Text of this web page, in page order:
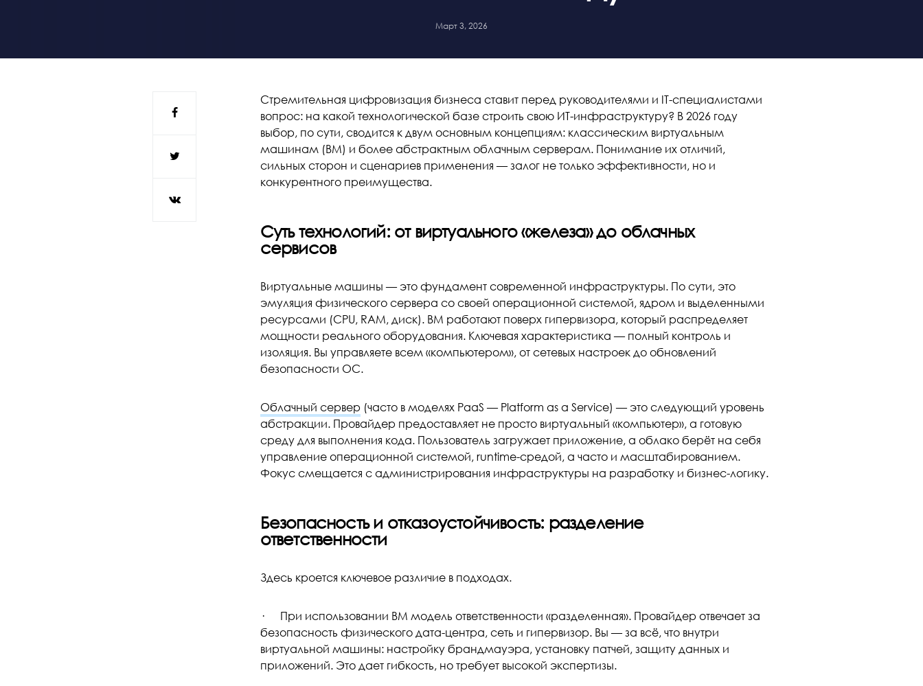
Март 3, 2026
Стремительная цифровизация бизнеса ставит перед руководителями и IT-специалистами
вопрос: на какой технологической базе строить свою ИТ-инфраструктуру? В 2026 году
выбор, по сути, сводится к двум основным концепциям: классическим виртуальным
машинам (ВМ) и более абстрактным облачным серверам. Понимание их отличий,
сильных сторон и сценариев применения — залог не только эффективности, но и
конкурентного преимущества.
Суть технологий: от виртуального «железа» до облачных
сервисов
Виртуальные машины — это фундамент современной инфраструктуры. По сути, это
эмуляция физического сервера со своей операционной системой, ядром и выделенными
ресурсами (CPU, RAM, диск). ВМ работают поверх гипервизора, который распределяет
мощности реального оборудования. Ключевая характеристика — полный контроль и
изоляция. Вы управляете всем «компьютером», от сетевых настроек до обновлений
безопасности ОС.
Облачный сервер (часто в моделях PaaS — Platform as a Service) — это следующий уровень
абстракции. Провайдер предоставляет не просто виртуальный «компьютер», а готовую
среду для выполнения кода. Пользователь загружает приложение, а облако берёт на себя
управление операционной системой, runtime-средой, а часто и масштабированием.
Фокус смещается с администрирования инфраструктуры на разработку и бизнес-логику.
Безопасность и отказоустойчивость: разделение
ответственности
Здесь кроется ключевое различие в подходах.
· При использовании ВМ модель ответственности «разделенная». Провайдер отвечает за
безопасность физического дата-центра, сеть и гипервизор. Вы — за всё, что внутри
виртуальной машины: настройку брандмауэра, установку патчей, защиту данных и
приложений. Это дает гибкость, но требует высокой экспертизы.